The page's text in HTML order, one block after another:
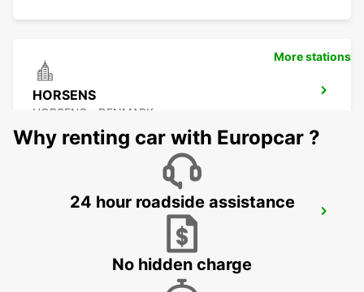
HORSENS
HORSENS - DENMARK
More stations
Why renting car with Europcar ?
24 hour roadside assistance
No hidden charge